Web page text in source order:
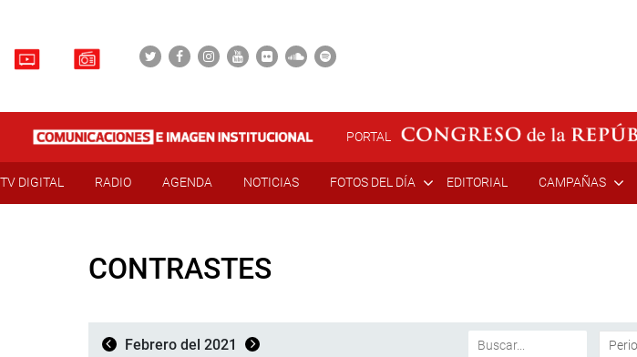
PORTAL
TV DIGITAL RADIO AGENDA NOTICIAS FOTOS DEL DÍA EDITORIAL CAMPAÑAS
CONTRASTES
Febrero del 2021